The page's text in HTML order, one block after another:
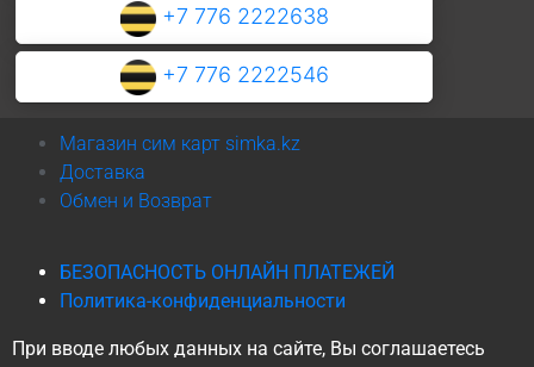
+7 776 2222638
+7 776 2222546
Магазин сим карт simka.kz
Доставка
Обмен и Возврат
БЕЗОПАСНОСТЬ ОНЛАЙН ПЛАТЕЖЕЙ
Политика-конфиденциальности
При вводе любых данных на сайте, Вы соглашаетесь